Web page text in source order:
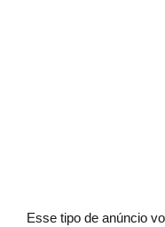
Esse tipo de anúncio